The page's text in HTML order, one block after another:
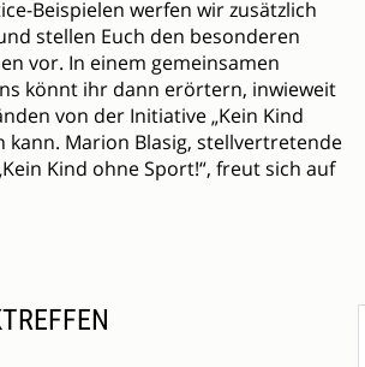
Beispielen werfen wir zusätzlich
stellen Euch den besonderen
vor. In einem gemeinsamen
könnt ihr dann erörtern, inwieweit
von der Initiative „Kein Kind
Marion Blasig, stellvertretende
Kind ohne Sport!“, freut sich auf